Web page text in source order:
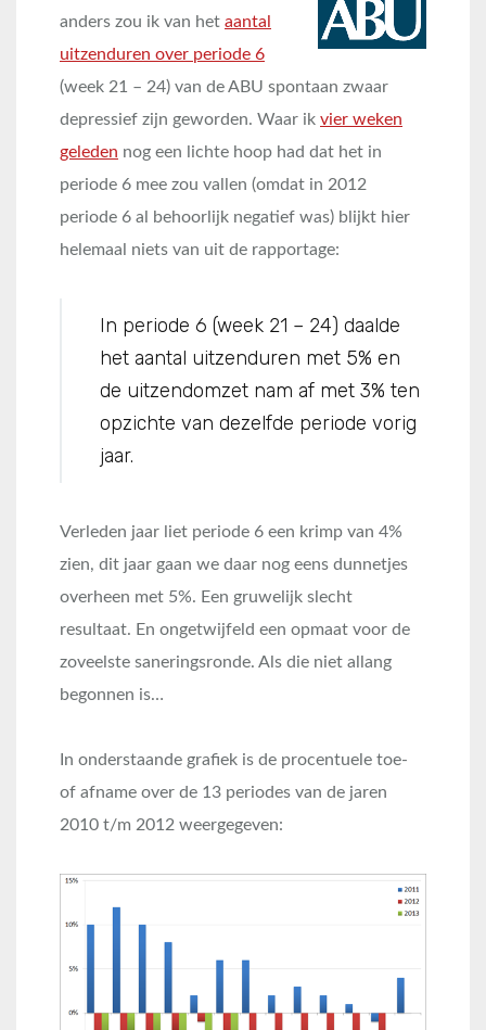
anders zou ik van het aantal
uitzenduren over periode 6
(week 21 – 24) van de ABU spontaan zwaar
depressief zijn geworden. Waar ik vier weken
geleden nog een lichte hoop had dat het in
periode 6 mee zou vallen (omdat in 2012
periode 6 al behoorlijk negatief was) blijkt hier
helemaal niets van uit de rapportage:
In periode 6 (week 21 – 24) daalde
het aantal uitzenduren met 5% en
de uitzendomzet nam af met 3% ten
opzichte van dezelfde periode vorig
jaar.
Verleden jaar liet periode 6 een krimp van 4%
zien, dit jaar gaan we daar nog eens dunnetjes
overheen met 5%. Een gruwelijk slecht
resultaat. En ongetwijfeld een opmaat voor de
zoveelste saneringsronde. Als die niet allang
begonnen is…
In onderstaande grafiek is de procentuele toe-
of afname over de 13 periodes van de jaren
2010 t/m 2012 weergegeven: